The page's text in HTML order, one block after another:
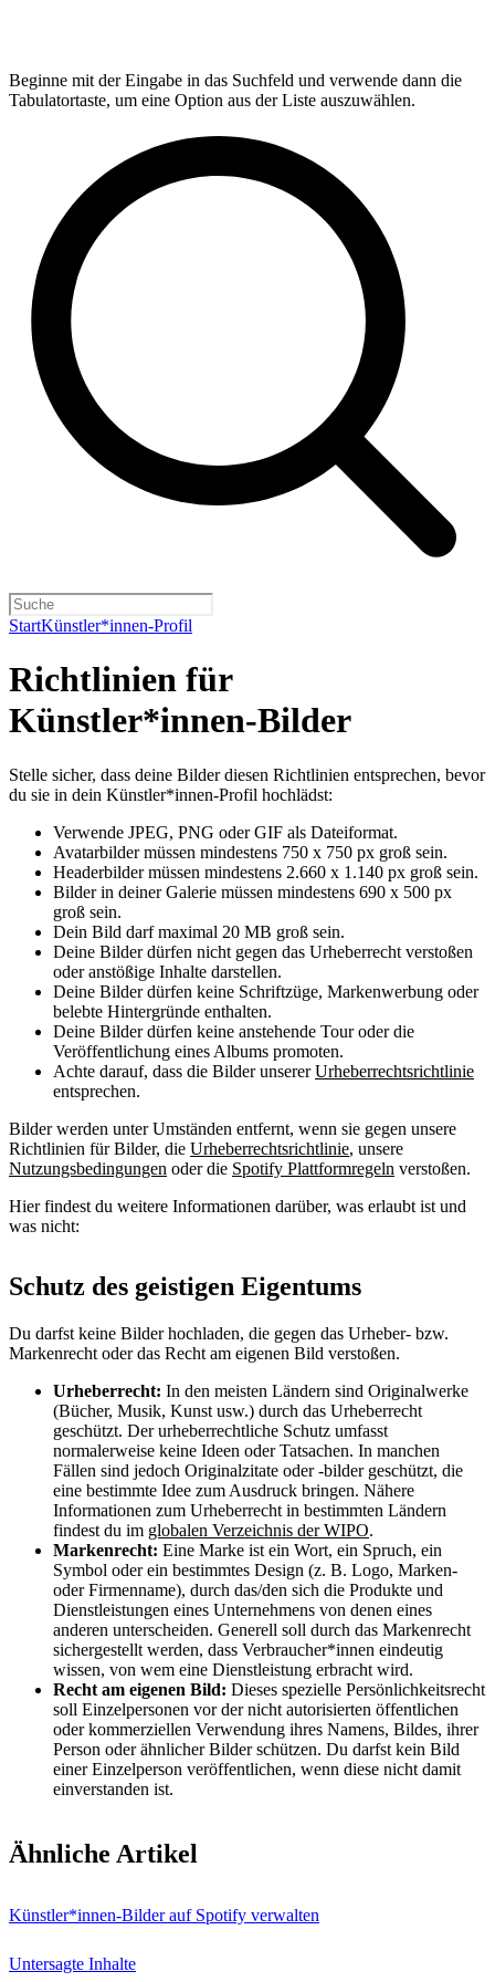
Beginne mit der Eingabe in das Suchfeld und verwende dann die
Tabulatortaste, um eine Option aus der Liste auszuwählen.
StartKünstler*innen-Profil
Richtlinien für
Künstler*innen-Bilder
Stelle sicher, dass deine Bilder diesen Richtlinien entsprechen, bevor
du sie in dein Künstler*innen-Profil hochlädst:
Verwende JPEG, PNG oder GIF als Dateiformat.
Avatarbilder müssen mindestens 750 x 750 px groß sein.
Headerbilder müssen mindestens 2.660 x 1.140 px groß sein.
Bilder in deiner Galerie müssen mindestens 690 x 500 px
groß sein.
Dein Bild darf maximal 20 MB groß sein.
Deine Bilder dürfen nicht gegen das Urheberrecht verstoßen
oder anstößige Inhalte darstellen.
Deine Bilder dürfen keine Schriftzüge, Markenwerbung oder
belebte Hintergründe enthalten.
Deine Bilder dürfen keine anstehende Tour oder die
Veröffentlichung eines Albums promoten.
Achte darauf, dass die Bilder unsererUrheberrechtsrichtlinie
entsprechen.
Bilder werden unter Umständen entfernt, wenn sie gegen unsere
Richtlinien für Bilder, die Urheberrechtsrichtlinie, unsere
Nutzungsbedingungen oder die Spotify Plattformregeln verstoßen.
Hier findest du weitere Informationen darüber, was erlaubt ist und
was nicht:
Schutz des geistigen Eigentums
Du darfst keine Bilder hochladen, die gegen das Urheber- bzw.
Markenrecht oder das Recht am eigenen Bild verstoßen.
Urheberrecht: In den meisten Ländern sind Originalwerke
(Bücher, Musik, Kunst usw.) durch das Urheberrecht
geschützt. Der urheberrechtliche Schutz umfasst
normalerweise keine Ideen oder Tatsachen. In manchen
Fällen sind jedoch Originalzitate oder -bilder geschützt, die
eine bestimmte Idee zum Ausdruck bringen. Nähere
Informationen zum Urheberrecht in bestimmten Ländern
findest du im globalen Verzeichnis der WIPO.
Markenrecht: Eine Marke ist ein Wort, ein Spruch, ein
Symbol oder ein bestimmtes Design (z. B. Logo, Marken-
oder Firmenname), durch das/den sich die Produkte und
Dienstleistungen eines Unternehmens von denen eines
anderen unterscheiden. Generell soll durch das Markenrecht
sichergestellt werden, dass Verbraucher*innen eindeutig
wissen, von wem eine Dienstleistung erbracht wird.
Recht am eigenen Bild: Dieses spezielle Persönlichkeitsrecht
soll Einzelpersonen vor der nicht autorisierten öffentlichen
oder kommerziellen Verwendung ihres Namens, Bildes, ihrer
Person oder ähnlicher Bilder schützen. Du darfst kein Bild
einer Einzelperson veröffentlichen, wenn diese nicht damit
einverstanden ist.
Ähnliche Artikel
Künstler*innen-Bilder auf Spotify verwalten
Untersagte Inhalte